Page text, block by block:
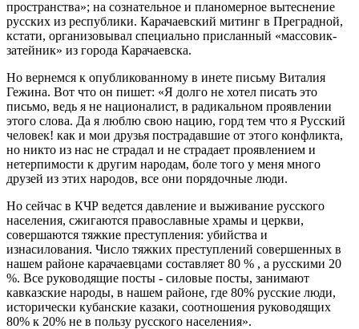
пространства»; на сознательное и планомерное вытеснение
русских из республики. Карачаевский митинг в Преградной,
кстати, организовывал специально присланный «массовик-
затейник» из города Карачаевска.
Но вернемся к опубликованному в инете письму Виталия
Гежина. Вот что он пишет: «Я долго не хотел писать это
письмо, ведь я не националист, в радикальном проявлении
этого слова. Да я люблю свою нацию, горд тем что я Русский
человек! как и мои друзья пострадавшие от этого конфликта,
но никто из нас не страдал и не страдает проявлением и
нетерпимости к другим народам, боле того у меня много
друзей из этих народов, все они порядочные люди.
Но сейчас в КЧР ведется давление и выживание русского
населения, сжигаются православные храмы и церкви,
совершаются тяжкие преступления: убийства и
изнасилования. Число тяжких преступлений совершенных в
нашем районе карачаевцами составляет 80 % , а русскими 20
%. Все руководящие посты - силовые посты, занимают
кавказские народы, в нашем районе, где 80% русские люди,
исторически кубанские казаки, соотношения руководящих
80% к 20% не в пользу русского населения».